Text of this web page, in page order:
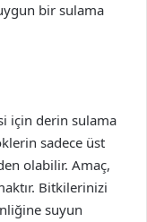
bir sulama
için derin sulama
sadece üst
olabilir. Amaç,
Bitkilerinizi
suyun